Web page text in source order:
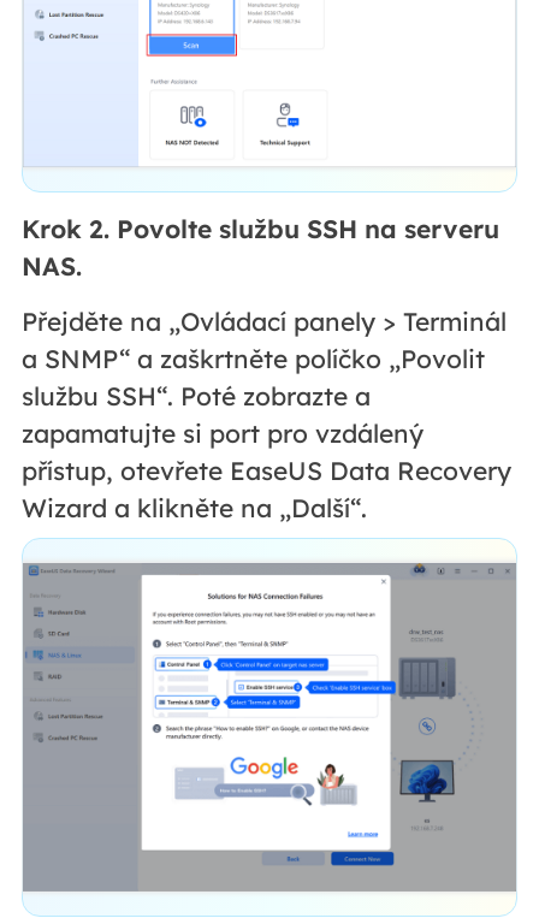
Krok 2. Povolte službu SSH na serveru
NAS.
Přejděte na „Ovládací panely > Terminál
a SNMP“ a zaškrtněte políčko „Povolit
službu SSH“. Poté zobrazte a
zapamatujte si port pro vzdálený
přístup, otevřete EaseUS Data Recovery
Wizard a klikněte na „Další“.